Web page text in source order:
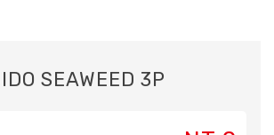
SEAWEED 3P